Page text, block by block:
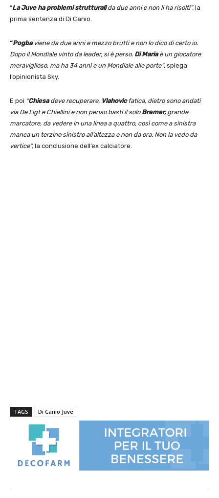
“La Juve ha problemi strutturalida due anni e non li ha risolti”, la
prima sentenza di Di Canio.
“Pogbaviene da due anni e mezzo brutti e non lo dico di certo io.
Dopo il Mondiale vinto da leader, si è perso. Di Mariaè un giocatore
meraviglioso, ma ha 34 anni e un Mondiale alle porte”, spiega
l’opinionista Sky.
E poi “Chiesadeve recuperare, Vlahovicfatica, dietro sono andati
via De Ligt e Chiellini e non penso basti il solo Bremer,grande
marcatore, da vedere in una linea a quattro, così come a sinistra
manca un terzino sinistro all’altezza e non da ora. Non la vedo da
vertice”, la conclusione dell’ex calciatore.
TAGS Di Canio Juve